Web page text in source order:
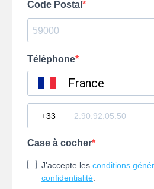
Code Postal
Téléphone
France
Case à cocher
J'accepte les conditions
confidentialité